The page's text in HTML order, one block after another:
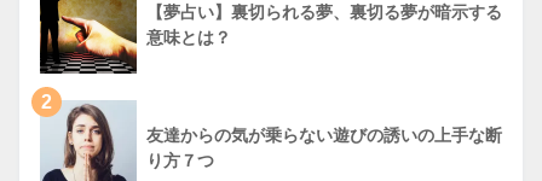
【夢占い】裏切られる夢、裏切る夢が暗示する
意味とは？
2
友達からの気が乗らない遊びの誘いの上手な断
り方７つ